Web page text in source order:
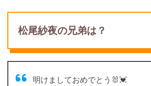
松尾紗夜の兄弟は？
明けましておめでとう🐰💓